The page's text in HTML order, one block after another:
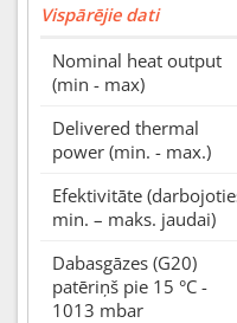
Vispārējie dati
Nominal heat output
(min - max)
Delivered thermal
power (min. - max.)
Efektivitāte
min. – maks. jaudai)
Dabasgāzes (G20)
patēriņš pie 15 °C -
1013 mbar